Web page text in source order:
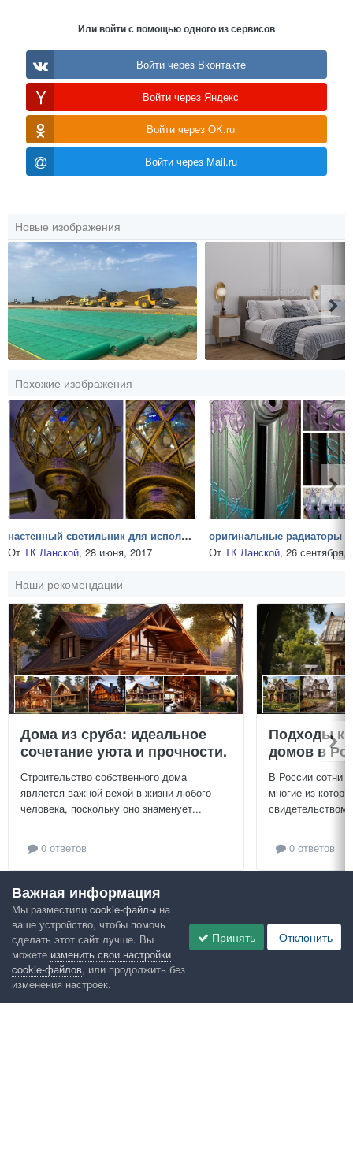
Или войти с помощью одного из сервисов
Войти через Вконтакте
Войти через Яндекс
Войти через OK.ru
Войти через Mail.ru
Новые изображения
Похожие изображения
настенный светильник для использования на открытом воздухе
От ТК Ланской, 28 июня, 2017 От ТК Ланской, 26 сентября,
Наши рекомендации
Дома из сруба: идеальное
сочетание уюта и прочности.
Строительство собственного дома
является важной вехой в жизни любого
человека, поскольку оно знаменует...
0 ответов
Подходы к
домов в
В России сотни
многие из
свидетельством
0 ответов
Посмотреть всё
Google рекомендует
Важная информация
Мы разместили cookie-файлы на
ваше устройство, чтобы помочь
сделать этот сайт лучше. Вы
можете изменить свои настройки
cookie-файлов, или продолжить без
изменения настроек.
Принять Отклонить